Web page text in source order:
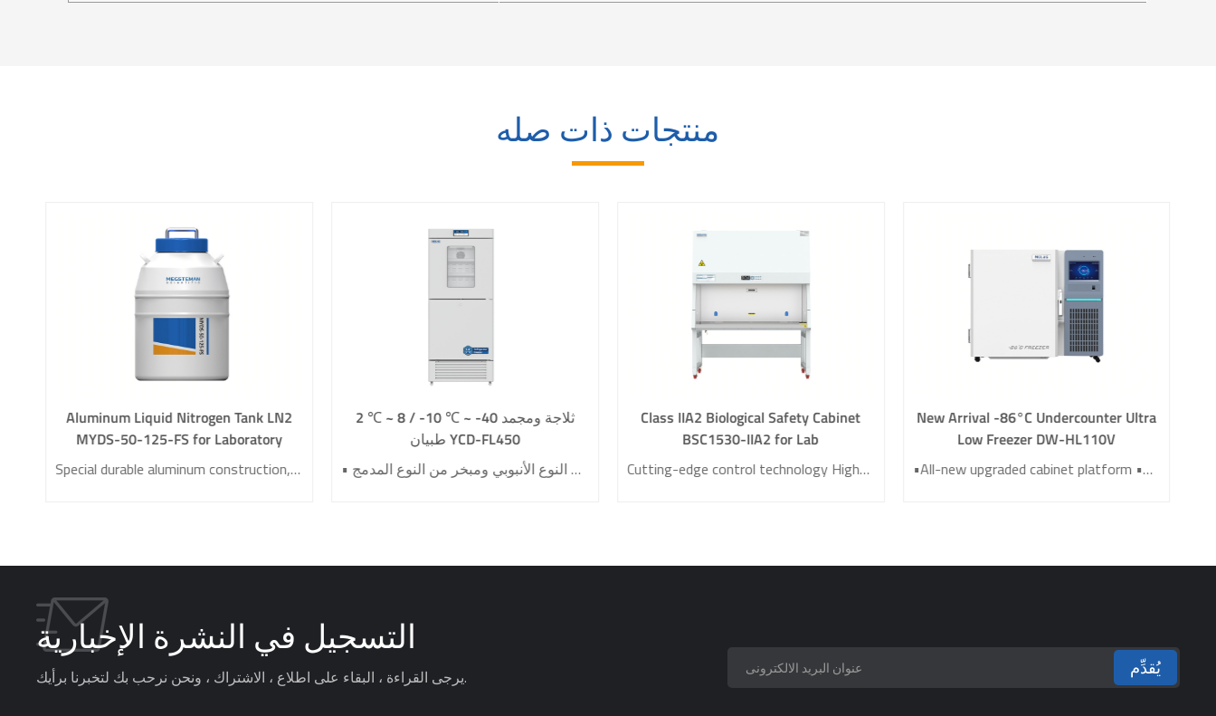
منتجات ذات صله
Aluminum Liquid Nitrogen Tank LN2
MYDS-50-125-FS for Laboratory
Special durable aluminum construction, compact and lightweight Low Liquid Nitrogen Consumption Low Heat Transfer Design Standard Multi-layer Square Buckets
2 ℃ ~ 8 / -10 ℃ ~ -40 ثلاجة ومجمد
طبيان YCD-FL450
• نظام تحكم بدرجة الحرارة محوسب عالي الدقة • نظام تبريد عالي الكفاءة • نظام أمني شامل • التبريد المباشر والتحكم الإلكتروني في درجة الحرارة • مكثف من النوع الأنبوبي ومبخر من النوع المدمج
Class IIA2 Biological Safety Cabinet
BSC1530-IIA2 for Lab
Cutting-edge control technology High-precision wind speed sensor High-configuration, maintenance-free EBM independent fan U15 ultra high efficiency filter compliant with EN 1822 standard Filteration efficiemcy for particles with a diameter of 0.12 μm ≥99.9995% 10° tilted window design
New Arrival -86°C Undercounter Ultra
Low Freezer DW-HL110V
•All-new upgraded cabinet platform •Environment-friendly natural gas •Stainless steel interior •10 inch LCD touch screen
التسجيل في النشرة الإخبارية
يرجى القراءة ، البقاء على اطلاع ، الاشتراك ، ونحن نرحب بك لتخبرنا برأيك. يُقدِّم